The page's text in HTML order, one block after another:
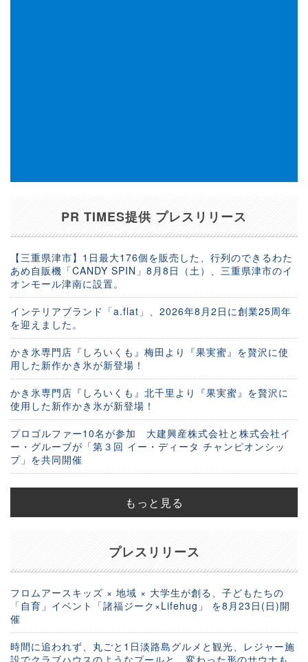
PR TIMES提供 プレスリリース
【三重県津市】1日最大176個を販売した、行列のできるわた
あめ自販機「CANDY SPIN」8月8日（土）、三重県津市のイ
オンモール津南に設置。
インテリアブランド「a.flat」、2026年8月2日に創業25周年
を迎えました。
かき氷専門店『しろいくも』梅田より『果実蜜』を贅沢に使
用した新作かき氷が新登場！
かき氷専門店『しろいくも』北千里より『果実蜜』を贅沢に
使用した新作かき氷が新登場！
プロゴルファー10名が参加 大建興産株式会社と株式会社イ
ー・グルーブが「第３回 イー・ディータ チャンピオンシッ
プ」を共同開催
もっと見る
プレスリリース
フロムアースキッズ × 地域 × 大学生が創る、子どもたちの
「自育」イベント「諸福ジーク×Lifehug」 を8月23日(日)開
催
時間に追われず、丸ごと1日淡路島グルメと観光、レジャー施
設でクラブハウスのようなプールと、変わった形のサウナも